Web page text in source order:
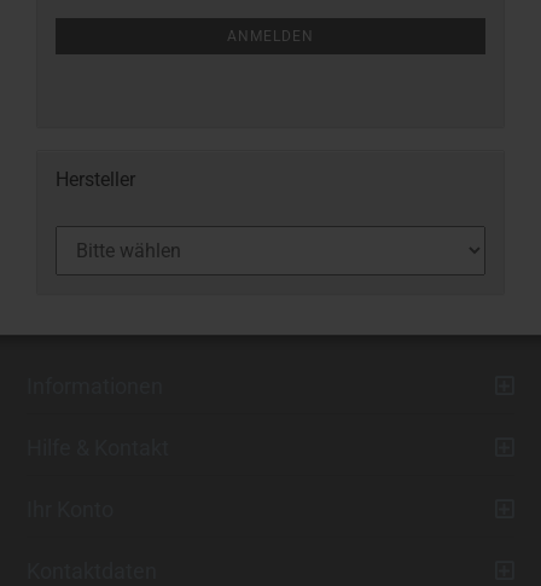
ANMELDEN
Hersteller